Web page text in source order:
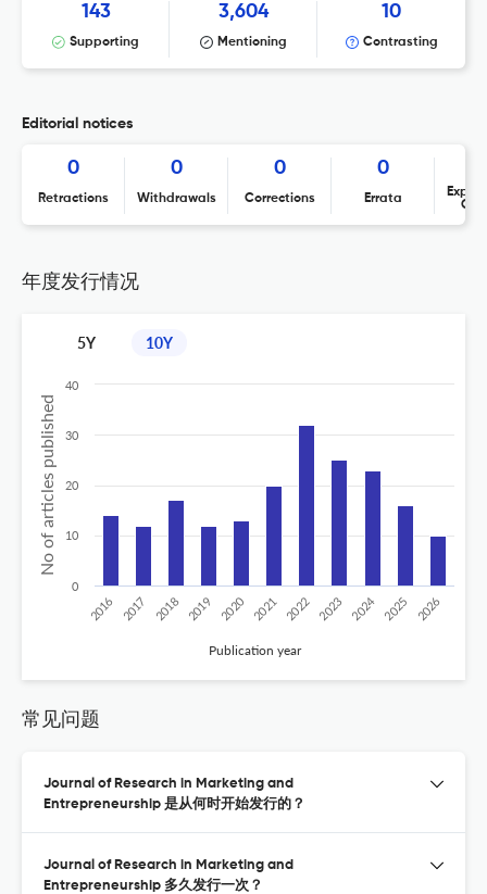
143
Supporting
3,604
Mentioning
10
Contrasting
Editorial notices
0
Retractions
0
Withdrawals
0
Corrections
0
Errata
年度发行情况
5Y 10Y
No of articles published
Publication year
2016 2017 2018 2019 2020 2021 2022 2023 2024 2025 2026
0
10
20
30
40
常见问题
Journal of Research in Marketing and
Entrepreneurship 是从何时开始发行的？
Journal of Research in Marketing and
Entrepreneurship 多久发行一次？